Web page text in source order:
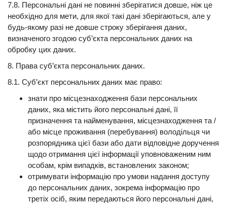
7.8. Персональні дані не повинні зберігатися довше, ніж це
необхідно для мети, для якої такі дані зберігаються, але у
будь-якому разі не довше строку зберігання даних,
визначеного згодою суб’єкта персональних даних на
обробку цих даних.
8. Права суб’єкта персональних даних.
8.1. Суб’єкт персональних даних має право:
знати про місцезнаходження бази персональних
даних, яка містить його персональні дані, її
призначення та найменування, місцезнаходження та /
або місце проживання (перебування) володільця чи
розпорядника цієї бази або дати відповідне доручення
щодо отримання цієї інформації уповноваженим ним
особам, крім випадків, встановлених законом;
отримувати інформацію про умови надання доступу
до персональних даних, зокрема інформацію про
третіх осіб, яким передаються його персональні дані,